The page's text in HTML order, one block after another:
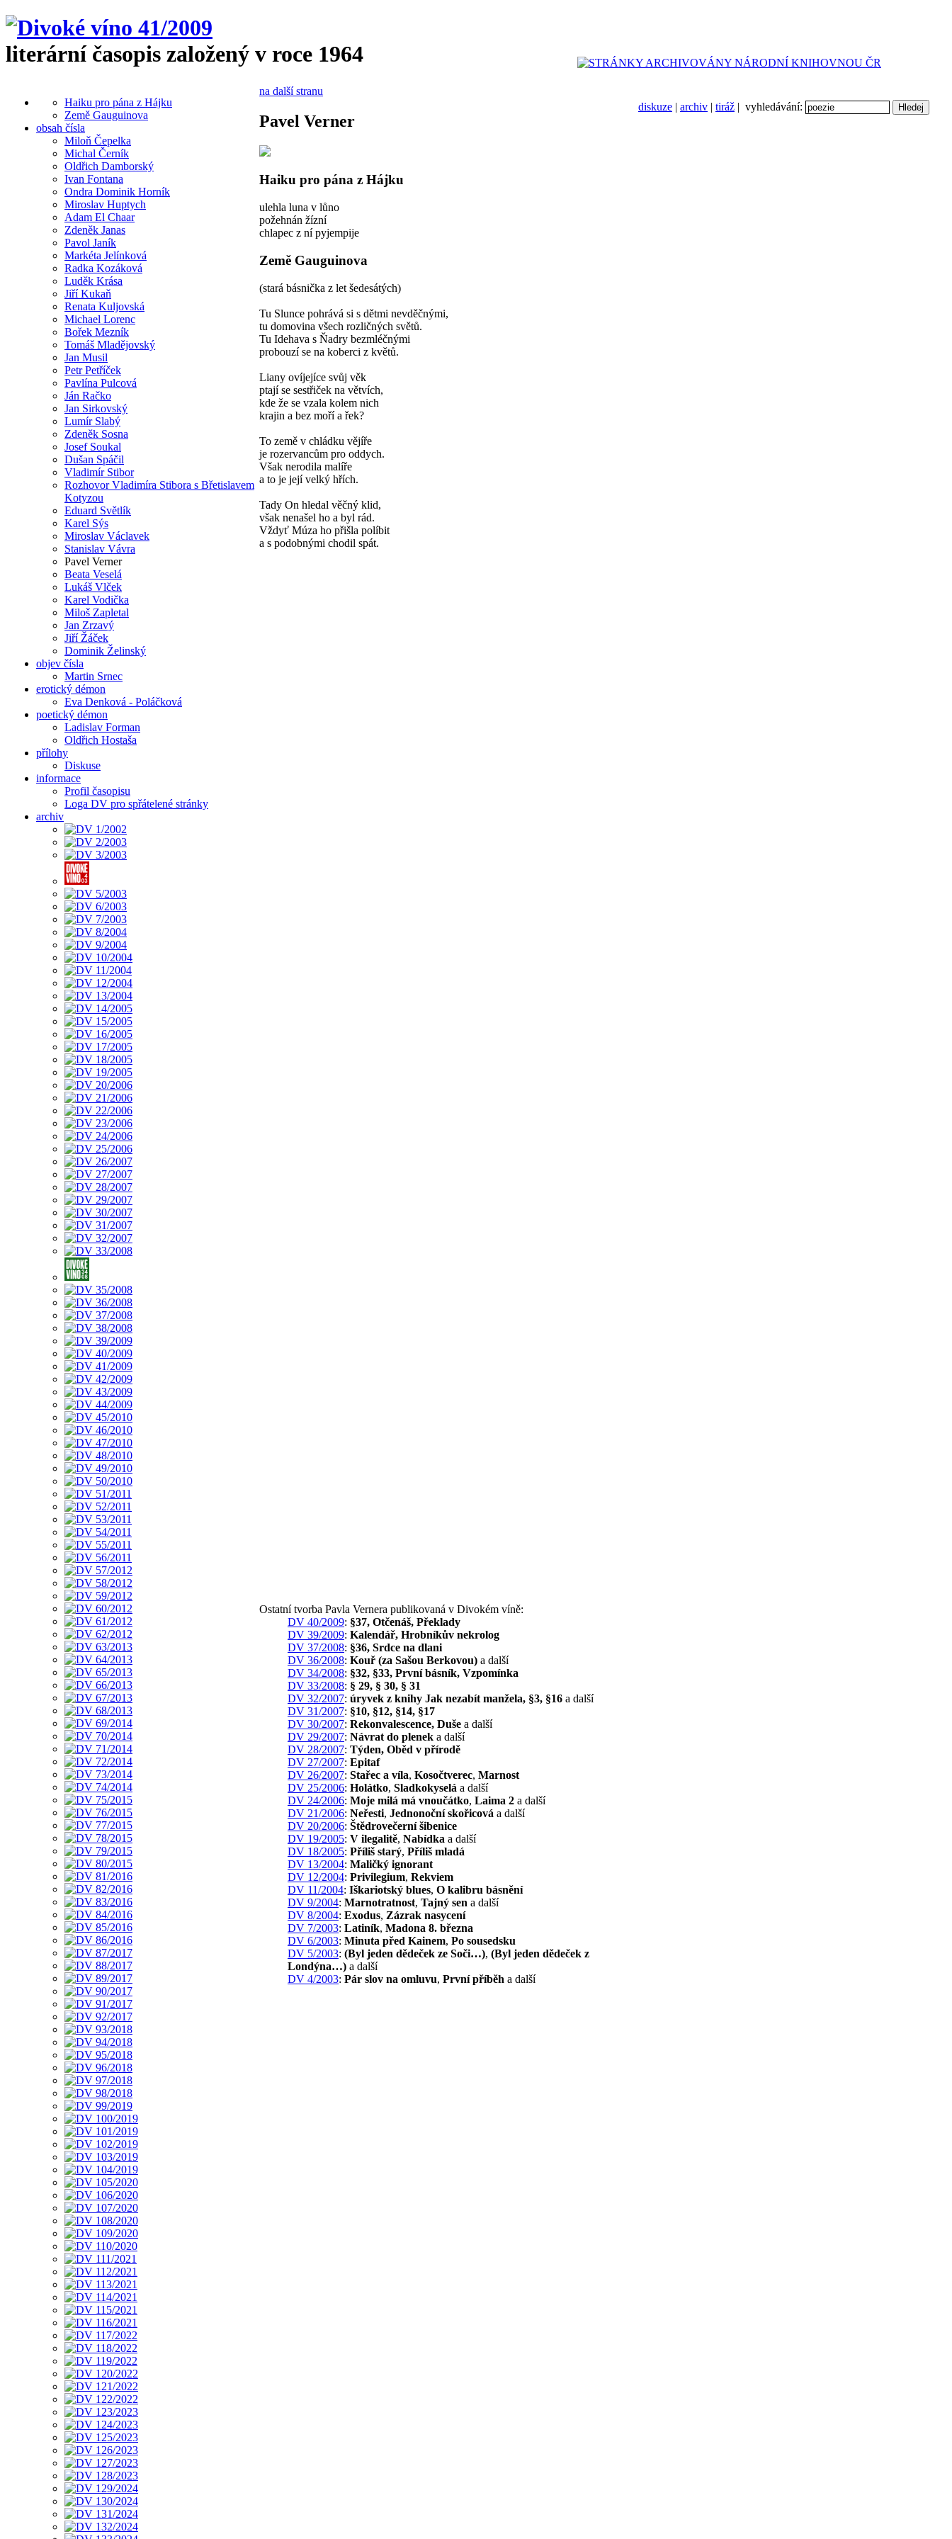
literární časopis založený v roce 1964
diskuze | archiv | tiráž | vyhledávání:
Haiku pro pána z Hájku
Země Gauguinova
obsah čísla
Miloň Čepelka
Michal Černík
Oldřich Damborský
Ivan Fontana
Ondra Dominik Horník
Miroslav Huptych
Adam El Chaar
Zdeněk Janas
Pavol Janík
Markéta Jelínková
Radka Kozáková
Luděk Krása
Jiří Kukaň
Renata Kuljovská
Michael Lorenc
Bořek Mezník
Tomáš Mladějovský
Jan Musil
Petr Petříček
Pavlína Pulcová
Ján Račko
Jan Sirkovský
Lumír Slabý
Zdeněk Sosna
Josef Soukal
Dušan Spáčil
Vladimír Stibor
Rozhovor Vladimíra Stibora s Břetislavem
Kotyzou
Eduard Světlík
Karel Sýs
Miroslav Václavek
Stanislav Vávra
Pavel Verner
Beata Veselá
Lukáš Vlček
Karel Vodička
Miloš Zapletal
Jan Zrzavý
Jiří Žáček
Dominik Želinský
objev čísla
Martin Srnec
erotický démon
Eva Denková - Poláčková
poetický démon
Ladislav Forman
Oldřich Hostaša
přílohy
Diskuse
informace
Profil časopisu
Loga DV pro spřátelené stránky
archiv
na další stranu
Pavel Verner
Haiku pro pána z Hájku
ulehla luna v lůno
požehnán žízní
chlapec z ní pyjempije
Země Gauguinova
(stará básnička z let šedesátých)
Tu Slunce pohrává si s dětmi nevděčnými,
tu domovina všech rozličných světů.
Tu Idehava s Ňadry bezmléčnými
probouzí se na koberci z květů.
Liany ovíjejíce svůj věk
ptají se sestřiček na větvích,
kde že se vzala kolem nich
krajin a bez moří a řek?
To země v chládku vějíře
je rozervancům pro oddych.
Však nerodila malíře
a to je její velký hřích.
Tady On hledal věčný klid,
však nenašel ho a byl rád.
Vždyť Múza ho přišla políbit
a s podobnými chodil spát.
Ostatní tvorba Pavla Vernera publikovaná v Divokém víně:
DV 40/2009: §37, Otčenáš, Překlady
DV 39/2009: Kalendář, Hrobníkův nekrolog
DV 37/2008: §36, Srdce na dlani
DV 36/2008: Kouř (za Sašou Berkovou) a další
DV 34/2008: §32, §33, První básník, Vzpomínka
DV 33/2008: § 29, § 30, § 31
DV 32/2007: úryvek z knihy Jak nezabít manžela, §3, §16 a další
DV 31/2007: §10, §12, §14, §17
DV 30/2007: Rekonvalescence, Duše a další
DV 29/2007: Návrat do plenek a další
DV 28/2007: Týden, Oběd v přírodě
DV 27/2007: Epitaf
DV 26/2007: Stařec a víla, Kosočtverec, Marnost
DV 25/2006: Holátko, Sladkokyselá a další
DV 24/2006: Moje milá má vnoučátko, Laima 2 a další
DV 21/2006: Neřesti, Jednonoční skořicová a další
DV 20/2006: Štědrovečerní šibenice
DV 19/2005: V ilegalitě, Nabídka a další
DV 18/2005: Příliš starý, Příliš mladá
DV 13/2004: Maličký ignorant
DV 12/2004: Privilegium, Rekviem
DV 11/2004: Iškariotský blues, O kalibru básnění
DV 9/2004: Marnotratnost, Tajný sen a další
DV 8/2004: Exodus, Zázrak nasycení
DV 7/2003: Latiník, Madona 8. března
DV 6/2003: Minuta před Kainem, Po sousedsku
DV 5/2003: (Byl jeden dědeček ze Soči…), (Byl jeden dědeček z
Londýna…) a další
DV 4/2003: Pár slov na omluvu, První příběh a další